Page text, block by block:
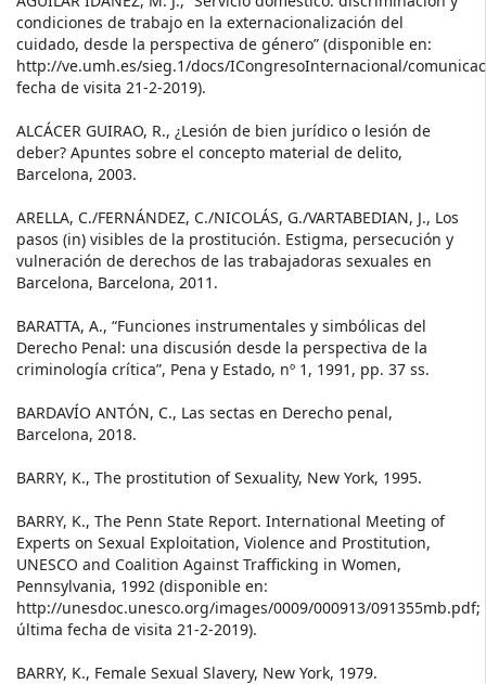
condiciones de trabajo en la externacionalización del
cuidado, desde la perspectiva de género” (disponible en:
http://ve.umh.es/sieg.1/docs/ICongresoInternacional/
fecha de visita 21-2-2019).
ALCÁCER GUIRAO, R., ¿Lesión de bien jurídico o lesión de
deber? Apuntes sobre el concepto material de delito,
Barcelona, 2003.
ARELLA, C./FERNÁNDEZ, C./NICOLÁS, G./VARTABEDIAN, J., Los
pasos (in) visibles de la prostitución. Estigma, persecución y
vulneración de derechos de las trabajadoras sexuales en
Barcelona, Barcelona, 2011.
BARATTA, A., “Funciones instrumentales y simbólicas del
Derecho Penal: una discusión desde la perspectiva de la
criminología crítica”, Pena y Estado, nº 1, 1991, pp. 37 ss.
BARDAVÍO ANTÓN, C., Las sectas en Derecho penal,
Barcelona, 2018.
BARRY, K., The prostitution of Sexuality, New York, 1995.
BARRY, K., The Penn State Report. International Meeting of
Experts on Sexual Exploitation, Violence and Prostitution,
UNESCO and Coalition Against Trafficking in Women,
Pennsylvania, 1992 (disponible en:
http://unesdoc.unesco.org/images/0009/000913/091355mb.pdf;
última fecha de visita 21-2-2019).
BARRY, K., Female Sexual Slavery, New York, 1979.